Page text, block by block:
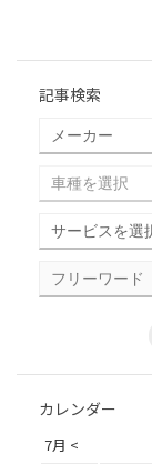
記事検索
カレンダー
7月 <